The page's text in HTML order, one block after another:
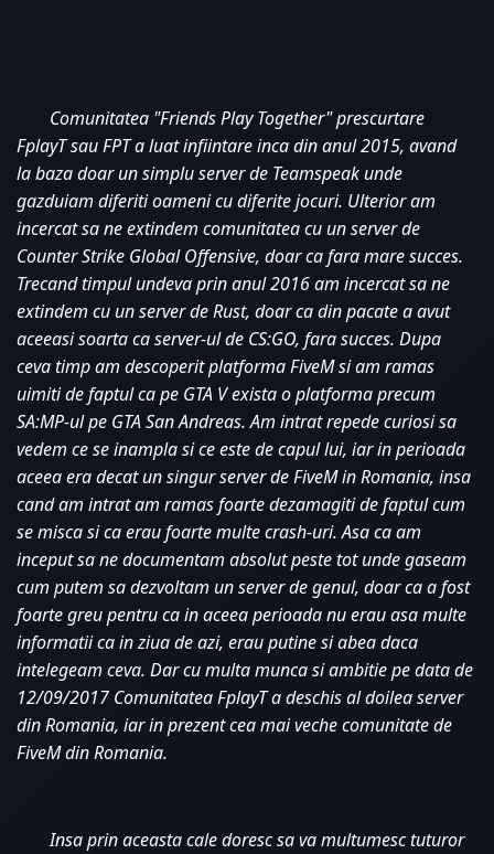
Comunitatea "Friends Play Together" prescurtare
FplayT sau FPT a luat infiintare inca din anul 2015, avand
la baza doar un simplu server de Teamspeak unde
gazduiam diferiti oameni cu diferite jocuri. Ulterior am
incercat sa ne extindem comunitatea cu un server de
Counter Strike Global Offensive, doar ca fara mare succes.
Trecand timpul undeva prin anul 2016 am incercat sa ne
extindem cu un server de Rust, doar ca din pacate a avut
aceeasi soarta ca server-ul de CS:GO, fara succes. Dupa
ceva timp am descoperit platforma FiveM si am ramas
uimiti de faptul ca pe GTA V exista o platforma precum
SA:MP-ul pe GTA San Andreas. Am intrat repede curiosi sa
vedem ce se inampla si ce este de capul lui, iar in perioada
aceea era decat un singur server de FiveM in Romania, insa
cand am intrat am ramas foarte dezamagiti de faptul cum
se misca si ca erau foarte multe crash-uri. Asa ca am
inceput sa ne documentam absolut peste tot unde gaseam
cum putem sa dezvoltam un server de genul, doar ca a fost
foarte greu pentru ca in aceea perioada nu erau asa multe
informatii ca in ziua de azi, erau putine si abea daca
intelegeam ceva. Dar cu multa munca si ambitie pe data de
12/09/2017 Comunitatea FplayT a deschis al doilea server
din Romania, iar in prezent cea mai veche comunitate de
FiveM din Romania.
Insa prin aceasta cale doresc sa va multumesc tuturor